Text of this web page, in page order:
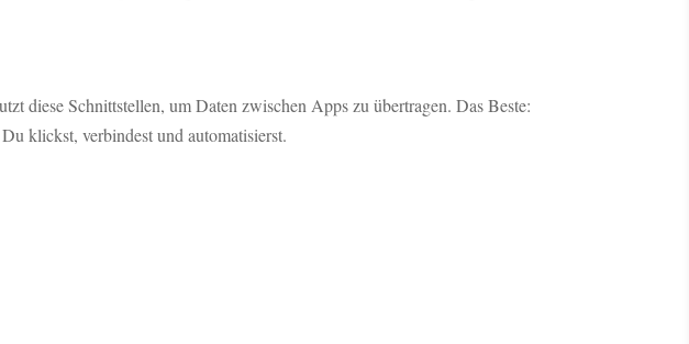
diese Schnittstellen, um Daten zwischen Apps zu übertragen. Das Beste:
klickst, verbindest und automatisierst.